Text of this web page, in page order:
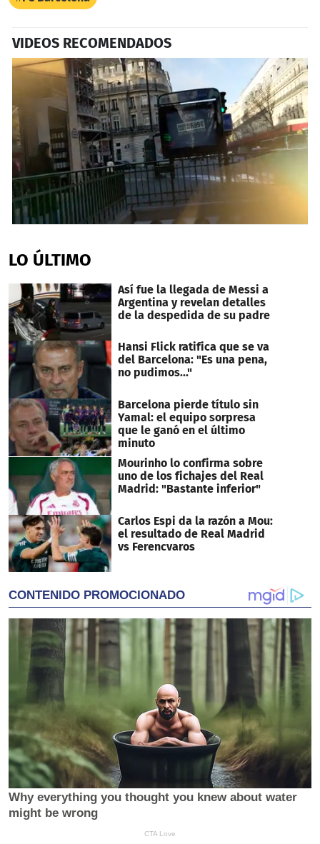
VIDEOS RECOMENDADOS
of
3
11
seconds
LO ÚLTIMO
Así fue la llegada de Messi a
Argentina y revelan detalles
de la despedida de su padre
Hansi Flick ratifica que se va
del Barcelona: "Es una pena,
no pudimos..."
Barcelona pierde título sin
Yamal: el equipo sorpresa
que le ganó en el último
minuto
Mourinho lo confirma sobre
uno de los fichajes del Real
Madrid: "Bastante inferior"
Carlos Espi da la razón a Mou:
el resultado de Real Madrid
vs Ferencvaros